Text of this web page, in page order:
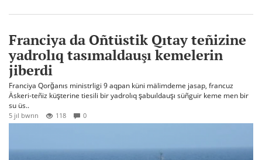
Franciya da Oñtüstik Qıtay teñizine
yadrolıq tasımaldauşı kemelerin
jiberdi
Franciya Qorğanıs ministrligi 9 aqpan küni mälimdeme jasap, francuz
Äskeri-teñiz küşterine tiesili bir yadrolıq şabuıldauşı süñguir keme men bir
su üs..
5 jıl bwrın 118 0